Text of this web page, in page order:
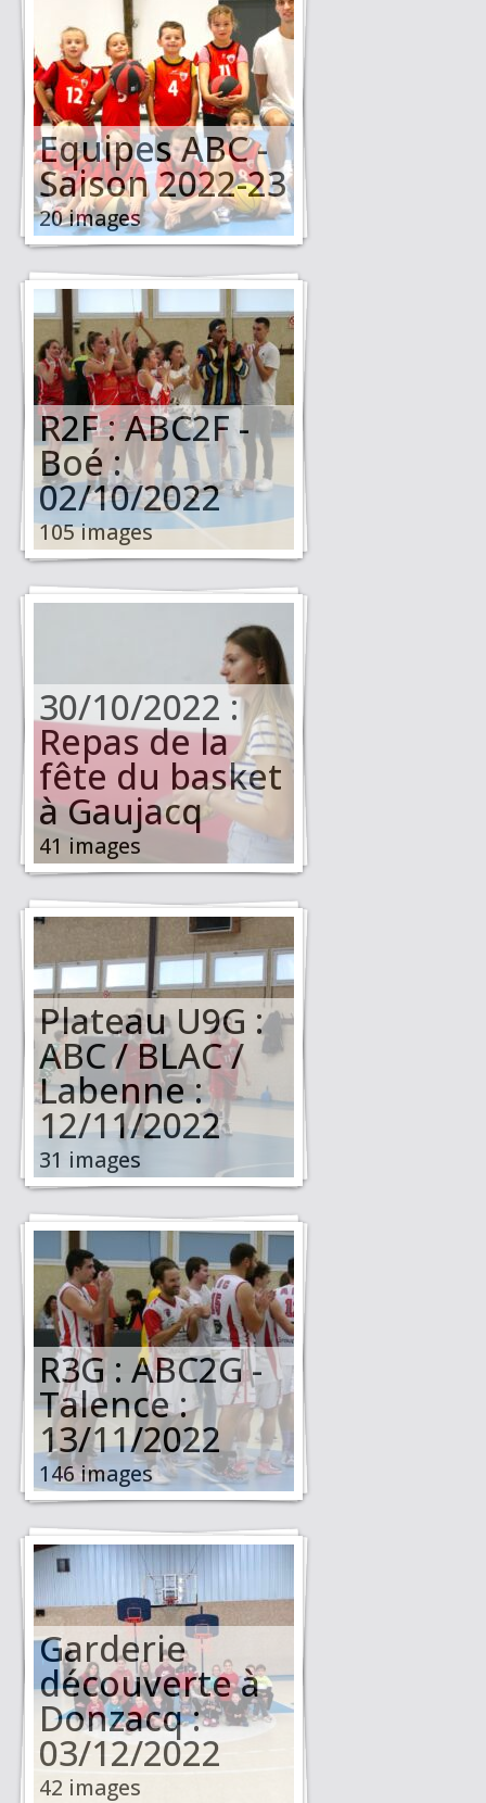
Equipes ABC -
Saison 2022-23
20 images
R2F : ABC2F -
Boé :
02/10/2022
105 images
30/10/2022 :
Repas de la
fête du basket
à Gaujacq
41 images
Plateau U9G :
ABC / BLAC /
Labenne :
12/11/2022
31 images
R3G : ABC2G -
Talence :
13/11/2022
146 images
Garderie
découverte à
Donzacq :
03/12/2022
42 images